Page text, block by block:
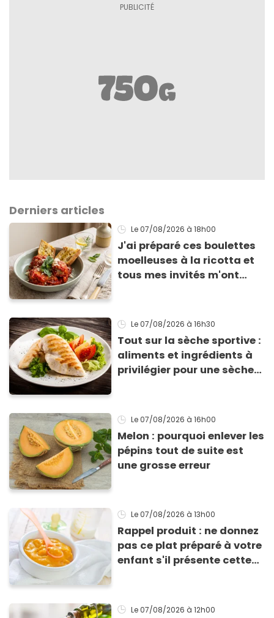
Derniers articles
Le 07/08/2026 à 18h00
J'ai préparé ces boulettes
moelleuses à la ricotta et
tous mes invités m'ont
Le 07/08/2026 à 16h30
Tout sur la sèche sportive :
aliments et ingrédients à
privilégier pour une sèche
Le 07/08/2026 à 16h00
Melon : pourquoi enlever les
pépins tout de suite est
une grosse erreur
Le 07/08/2026 à 13h00
Rappel produit : ne donnez
pas ce plat préparé à votre
enfant s'il présente cette
Le 07/08/2026 à 12h00